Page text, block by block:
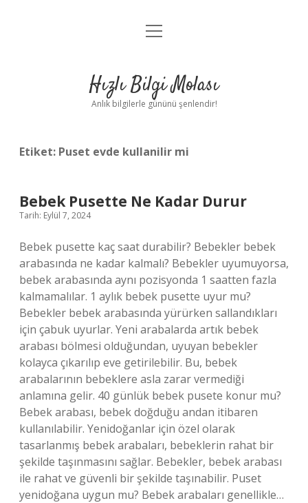
Anasayfa
Yasal Uyarı
menüyü
Hızlı Bilgi Molası
Anlık bilgilerle gününü şenlendir!
Etiket: Puset evde kullanilir mi
Bebek Pusette Ne Kadar Durur
Tarih: Eylül 7, 2024
Bebek pusette kaç saat durabilir? Bebekler bebek
arabasında ne kadar kalmalı? Bebekler uyumuyorsa,
bebek arabasında aynı pozisyonda 1 saatten fazla
kalmamalılar. 1 aylık bebek pusette uyur mu?
Bebekler bebek arabasında yürürken sallandıkları
için çabuk uyurlar. Yeni arabalarda artık bebek
arabası bölmesi olduğundan, uyuyan bebekler
kolayca çıkarılıp eve getirilebilir. Bu, bebek
arabalarının bebeklere asla zarar vermediği
anlamına gelir. 40 günlük bebek pusete konur mu?
Bebek arabası, bebek doğduğu andan itibaren
kullanılabilir. Yenidoğanlar için özel olarak
tasarlanmış bebek arabaları, bebeklerin rahat bir
şekilde taşınmasını sağlar. Bebekler, bebek arabası
ile rahat ve güvenli bir şekilde taşınabilir. Puset
yenidoğana uygun mu? Bebek arabaları genellikle…